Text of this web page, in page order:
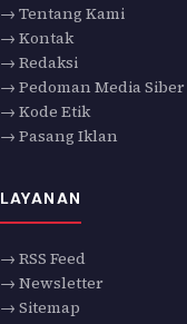
→ Tentang Kami
→ Kontak
→ Redaksi
→ Pedoman Media Siber
→ Kode Etik
→ Pasang Iklan
LAYANAN
→ RSS Feed
→ Newsletter
→ Sitemap